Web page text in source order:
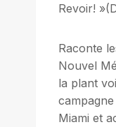
Revoir!
Raconte
Nouvel
la plant
Miami et